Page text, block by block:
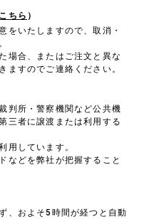
ちら ）
をいたしますので、取消・
場合、またはご注文と異な
ますのでご連絡ください。
判所・警察機関など公共機
三者に譲渡または利用する
用しています。
などを弊社が把握すること
、およそ5時間が経つと自動